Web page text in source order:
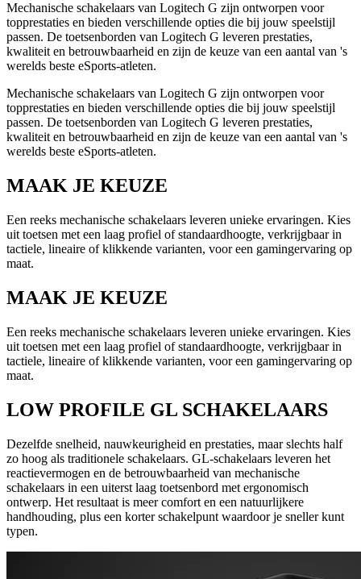
Mechanische schakelaars van Logitech G zijn ontworpen voor
topprestaties en bieden verschillende opties die bij jouw speelstijl
passen. De toetsenborden van Logitech G leveren prestaties,
kwaliteit en betrouwbaarheid en zijn de keuze van een aantal van 's
werelds beste eSports-atleten.
Mechanische schakelaars van Logitech G zijn ontworpen voor
topprestaties en bieden verschillende opties die bij jouw speelstijl
passen. De toetsenborden van Logitech G leveren prestaties,
kwaliteit en betrouwbaarheid en zijn de keuze van een aantal van 's
werelds beste eSports-atleten.
MAAK JE KEUZE
Een reeks mechanische schakelaars leveren unieke ervaringen. Kies
uit toetsen met een laag profiel of standaardhoogte, verkrijgbaar in
tactiele, lineaire of klikkende varianten, voor een gamingervaring op
maat.
MAAK JE KEUZE
Een reeks mechanische schakelaars leveren unieke ervaringen. Kies
uit toetsen met een laag profiel of standaardhoogte, verkrijgbaar in
tactiele, lineaire of klikkende varianten, voor een gamingervaring op
maat.
LOW PROFILE GL SCHAKELAARS
Dezelfde snelheid, nauwkeurigheid en prestaties, maar slechts half
zo hoog als traditionele schakelaars. GL-schakelaars leveren het
reactievermogen en de betrouwbaarheid van mechanische
schakelaars in een uiterst laag toetsenbord met ergonomisch
ontwerp. Het resultaat is meer comfort en een natuurlijkere
handhouding, plus een korter schakelpunt waardoor je sneller kunt
typen.